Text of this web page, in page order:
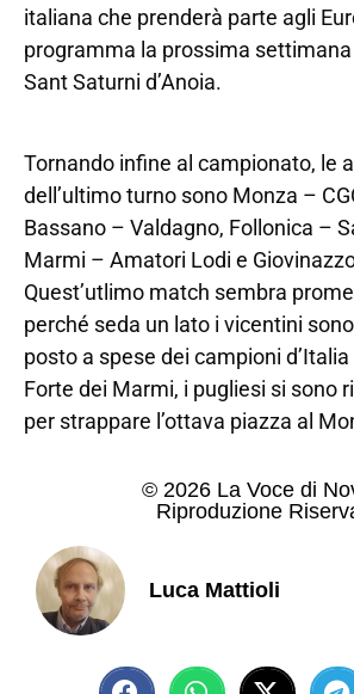
italiana che prenderà parte agli
programma la prossima settimana
Sant Saturni d’Anoia.
Tornando infine al campionato, le
dell’ultimo turno sono Monza –
Bassano – Valdagno, Follonica –
Marmi – Amatori Lodi e
Quest’utlimo match sembra
perché seda un lato i vicentini
posto a spese dei campioni d’Italia
Forte dei Marmi, i pugliesi si sono
per strappare l’ottava piazza al
© 2026 La Voce di
Riproduzione
Luca Mattioli